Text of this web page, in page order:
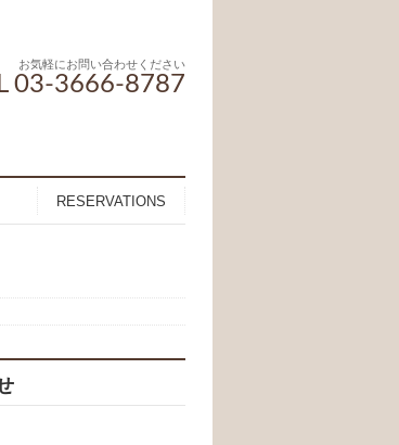
お気軽にお問い合わせください
03-3666-8787
RESERVATIONS